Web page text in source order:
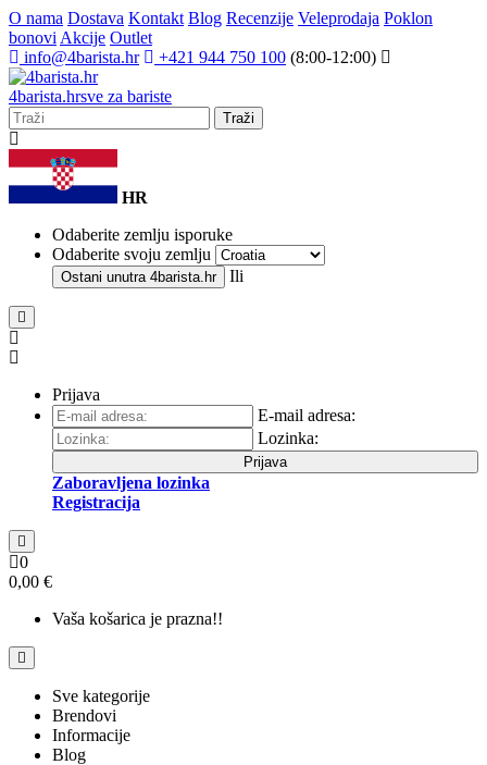
O nama Dostava Kontakt Blog Recenzije Veleprodaja Poklon
bonovi Akcije Outlet
info@4barista.hr
+421 944 750 100 (8:00-12:00)
4barista.hrsve za bariste
Traži
HR
Odaberite zemlju isporuke
Odaberite svoju zemlju
Ostani unutra 4barista.hr Ili
Prijava
E-mail adresa:
Lozinka:
Prijava
Zaboravljena lozinka
Registracija
0
0,00 €
Vaša košarica je prazna!!
Sve kategorije
Brendovi
Informacije
Blog